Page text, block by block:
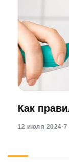
Как
12 июля 2024·7